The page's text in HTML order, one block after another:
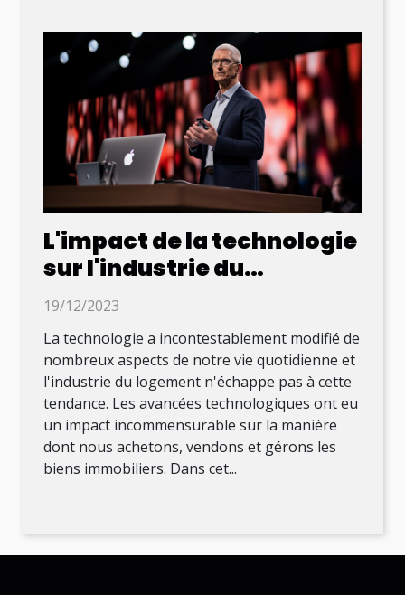
L'impact de la technologie
sur l'industrie du
logement
19/12/2023
La technologie a incontestablement modifié de
nombreux aspects de notre vie quotidienne et
l'industrie du logement n'échappe pas à cette
tendance. Les avancées technologiques ont eu
un impact incommensurable sur la manière
dont nous achetons, vendons et gérons les
biens immobiliers. Dans cet...